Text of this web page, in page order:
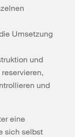
Umsetzung
und
und
eine
sich selbst